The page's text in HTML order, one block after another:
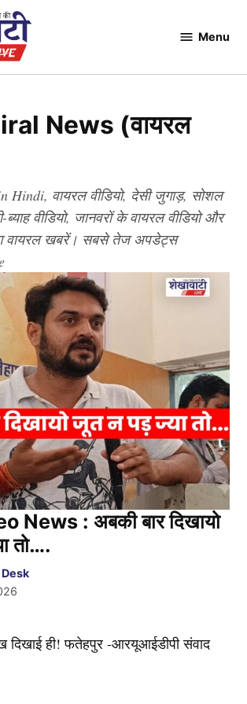
Menu
News (वायरल
Hindi, वायरल वीडियो, देसी जुगाड़, सोशल
ब्याह वीडियो, जानवरों के वायरल वीडियो और
वायरल खबरें। सबसे तेज अपडेट्स
News : अबकी बार दिखायो
तो….
दिखाई ही! फतेहपुर -आरयूआईडीपी संवाद